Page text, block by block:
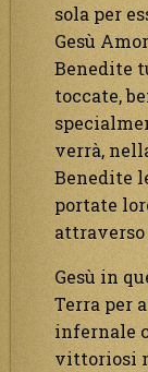
sola per
Gesù
Benedite
toccate,
verrà,
Benedite
portate
Gesù in
Terra per
infernale
vittoriosi